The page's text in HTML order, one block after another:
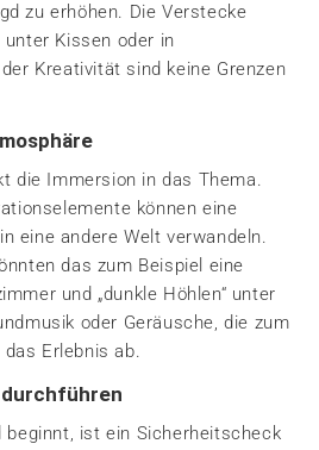
zu erhöhen. Die Verstecke
Kissen oder in
Kreativität sind keine Grenzen
die Immersion in das Thema.
können eine
eine andere Welt verwandeln.
das zum Beispiel eine
und „dunkle Höhlen“ unter
oder Geräusche, die zum
Erlebnis ab.
beginnt, ist ein Sicherheitscheck